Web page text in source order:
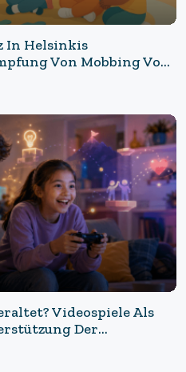
In Helsinkis
Von Mobbing Von
Verändern Die
Videospiele Als
Der
Lernens